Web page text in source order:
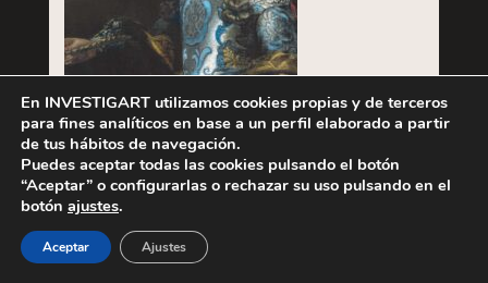
Cómpralo ya
En INVESTIGART utilizamos cookies propias y de terceros
para fines analíticos en base a un perfil elaborado a partir
de tus hábitos de navegación.
Puedes aceptar todas las cookies pulsando el botón
“Aceptar” o configurarlas o rechazar su uso pulsando en el
botón ajustes.
Aceptar Ajustes